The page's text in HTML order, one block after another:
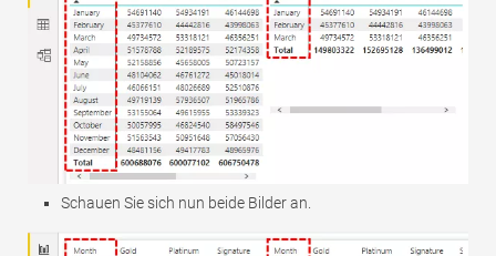
Schauen Sie sich nun beide Bilder an.